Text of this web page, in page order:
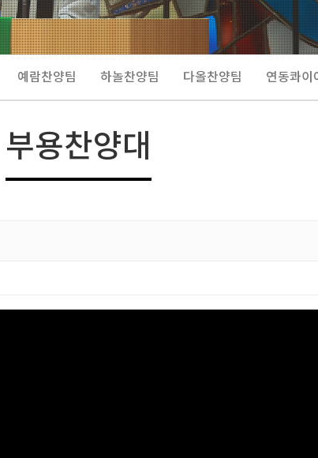
새벽 아직도 밝기 전에
문화사역
장
예람찬양팀 하놀찬양팀 다올찬양팀 연동콰이
부용찬양대